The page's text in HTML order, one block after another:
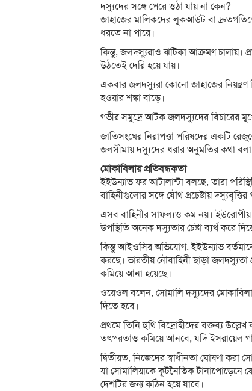
দস্যুদের সঙ্গে পেরে ওঠা যায় না কেন?
জাহাজের মালিকদের লুকআউট বা
ধরতে না পারে।
কিন্তু, জলদস্যুরাও ঝটিকা আক্রমণ চালায়।
উঠতেই দেরি হয়ে যায়।
একবার জলদস্যুরা কোনো জাহাজের
হওয়ার শঙ্কা বাড়ে।
গভীর সমুদ্রে আটক জলদস্যুদের বিচারের
জাতিসংঘের নিরাপত্তা পরিষদের একটি
জলসীমায় দস্যুদের ধরার অনুমতির কথা বলা
মোকাবিলায় প্রতিবন্ধকতা
ইইউন্যাভ ফর আটালান্টা বলছে, তারা
বাহিনীগুলোর সঙ্গে যৌথ প্রচেষ্টায়
এসব বাহিনীর সাফল্যও কম নয়। ইউরোপীয়
উপস্থিতি অনেক দস্যুতার চেষ্টা ব্যর্থ করে
কিন্তু আইওসির অভিযোগ, ইইউন্যাভ বর্তমানে
করছে। ভারতীয় নৌবাহিনী ছাড়া জলদস্যুতা
কমিয়ে আনা হয়েছে।
ওয়েওল বলেন, সোমালি দস্যুদের
দিতে হবে।
প্রথমে তিনি হুথি বিদ্রোহীদের বক্তব্য
তৎপরতাও কমিয়ে আনবে, যদি ইসরায়েল
দ্বিতীয়ত, নিজেদের স্বাধীনতা ঘোষণা করা
যা সোমালিয়াকে কূটনৈতিক টানাপোড়েনে
দেশটির জন্য কঠিন হয়ে যাবে।